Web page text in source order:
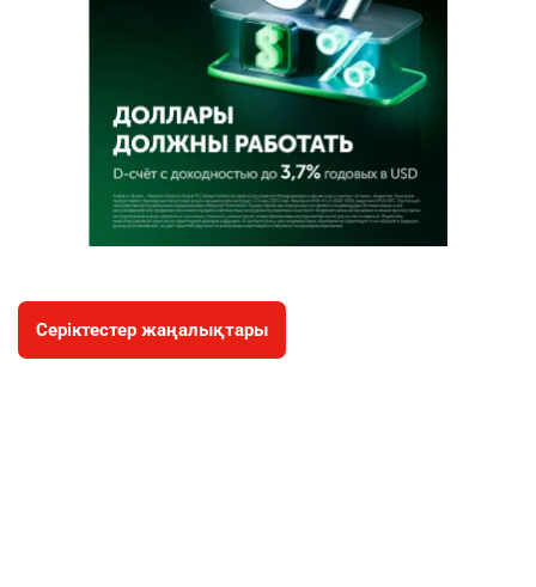
Серіктестер жаңалықтары